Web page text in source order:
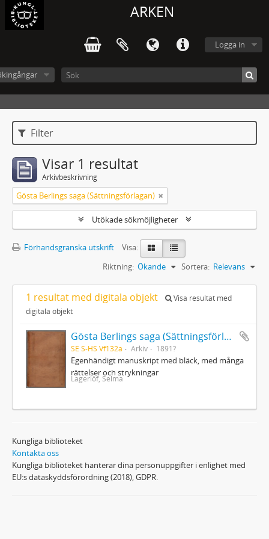
ARKEN
Logga in
Filter
Visar 1 resultat
Arkivbeskrivning
Gösta Berlings saga (Sättningsförlagan)
Utökade sökmöjligheter
Förhandsgranska utskrift
Visa:
Sortera: Relevans
Riktning: Ökande
1 resultat med digitala objekt
Visa resultat med
digitala objekt
Gösta Berlings saga (Sättningsförlagan)
SE S-HS Vf132a Arkiv 1891?
Egenhändigt manuskript med bläck, med många
rättelser och strykningar
Lagerlöf, Selma
Kungliga biblioteket
Kontakta oss
Kungliga biblioteket hanterar dina personuppgifter i enlighet med
EU:s dataskyddsförordning (2018), GDPR.